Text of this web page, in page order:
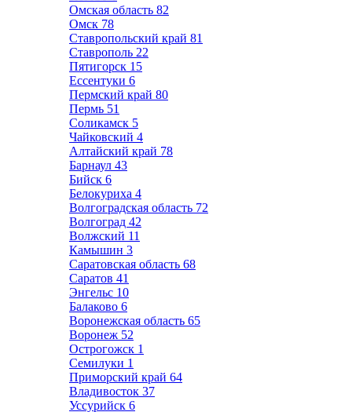
Омская область 82
Омск 78
Ставропольский край 81
Ставрополь 22
Пятигорск 15
Ессентуки 6
Пермский край 80
Пермь 51
Соликамск 5
Чайковский 4
Алтайский край 78
Барнаул 43
Бийск 6
Белокуриха 4
Волгоградская область 72
Волгоград 42
Волжский 11
Камышин 3
Саратовская область 68
Саратов 41
Энгельс 10
Балаково 6
Воронежская область 65
Воронеж 52
Острогожск 1
Семилуки 1
Приморский край 64
Владивосток 37
Уссурийск 6